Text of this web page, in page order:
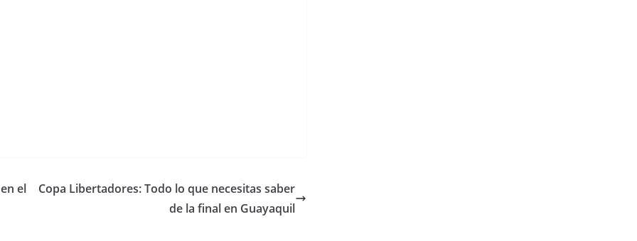
el
Copa Libertadores: Todo lo que necesitas saber
de la final en Guayaquil